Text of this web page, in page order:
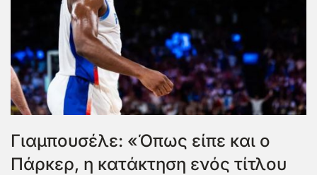
Γιαμπουσέλε: «Όπως είπε και ο
Πάρκερ, η κατάκτηση ενός τίτλου